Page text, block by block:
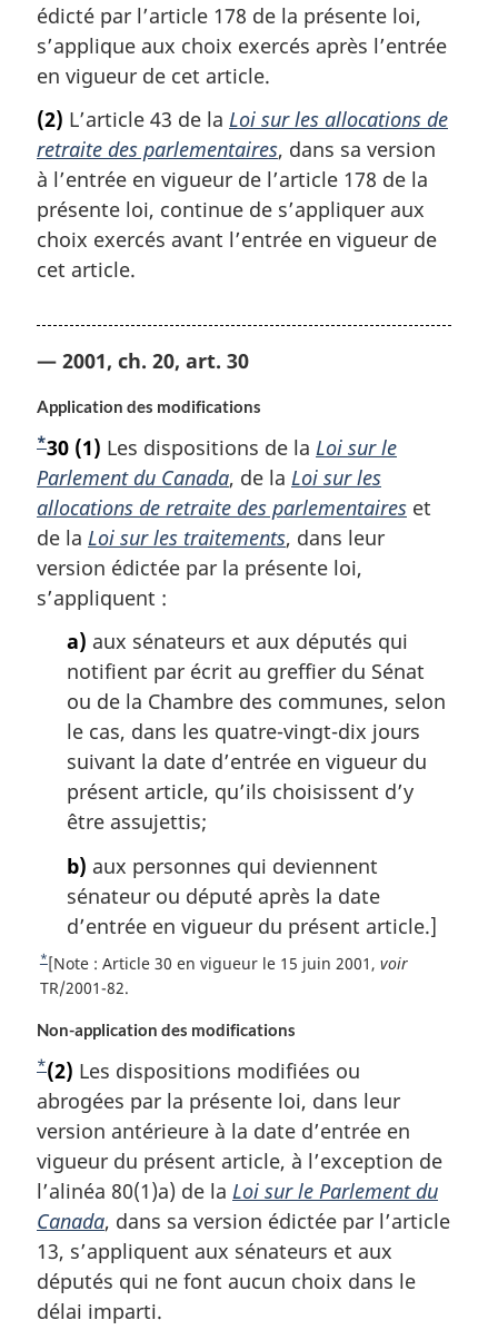
édicté par l’article 178 de la présente loi,
s’applique aux choix exercés après l’entrée
en vigueur de cet article.
(2) L’article 43 de la Loi sur les allocations de
retraite des parlementaires, dans sa version
à l’entrée en vigueur de l’article 178 de la
présente loi, continue de s’appliquer aux
choix exercés avant l’entrée en vigueur de
cet article.
— 2001, ch. 20, art. 30
Application des modifications
N
o
t
e
d
e
*30 (1) Les dispositions de la Loi sur le
Parlement du Canada, de la Loi sur les
allocations de retraite des parlementaires et
de la Loi sur les traitements, dans leur
version édictée par la présente loi,
s’appliquent :
a) aux sénateurs et aux députés qui
notifient par écrit au greffier du Sénat
ou de la Chambre des communes, selon
le cas, dans les quatre-vingt-dix jours
suivant la date d’entrée en vigueur du
présent article, qu’ils choisissent d’y
être assujettis;
b) aux personnes qui deviennent
sénateur ou député après la date
d’entrée en vigueur du présent article.]
R
e
o
u
à
l
a
r
f
é
r
e
*[Note : Article 30 en vigueur le 15 juin 2001, voir
TR/2001-82.
Non-application des modifications
N
o
t
e
d
e
b
a
s
*(2) Les dispositions modifiées ou
abrogées par la présente loi, dans leur
version antérieure à la date d’entrée en
vigueur du présent article, à l’exception de
l’alinéa 80(1)a) de la Loi sur le Parlement du
Canada, dans sa version édictée par l’article
13, s’appliquent aux sénateurs et aux
députés qui ne font aucun choix dans le
délai imparti.